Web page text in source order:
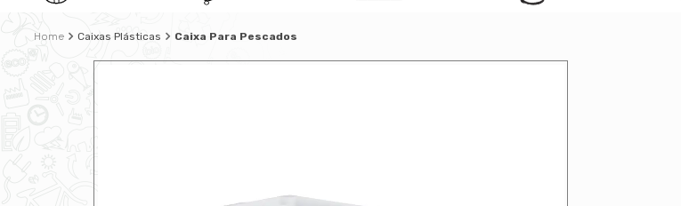
Caixas Plásticas Caixa Para Pescados